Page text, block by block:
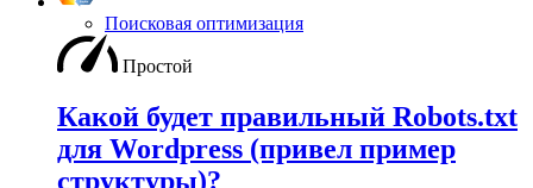
Поисковая оптимизация
Простой
Какой будет правильный Robots.txt
для Wordpress (привел пример
структуры)?